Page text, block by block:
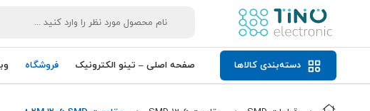
دسته‌بندی کالاها صفحه اصلی – تینو الکترونیک فروشگاه